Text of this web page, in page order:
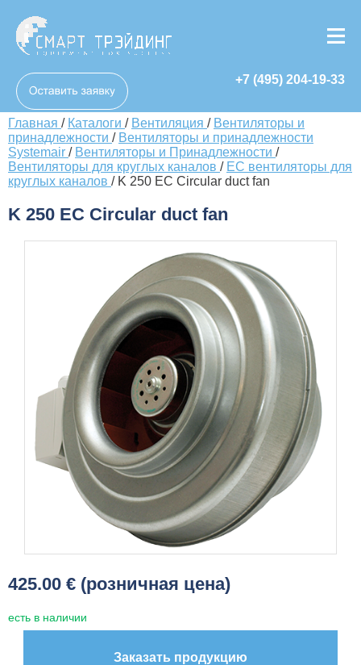
+7 (495) 204-19-33
Главная / Каталоги / Вентиляция / Вентиляторы и
принадлежности / Вентиляторы и принадлежности
Systemair / Вентиляторы и Принадлежности /
Вентиляторы для круглых каналов / EC вентиляторы для
круглых каналов / K 250 EC Circular duct fan
K 250 EC Circular duct fan
425.00 € (розничная цена)
есть в наличии
Заказать продукцию